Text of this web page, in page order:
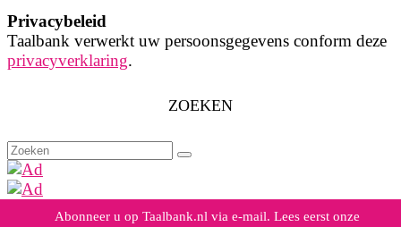
Privacybeleid
Taalbank verwerkt uw persoonsgegevens conform deze
privacyverklaring.
ZOEKEN
Zoeken
naar:
Abonneer u op Taalbank.nl via e-mail. Lees eerst onze